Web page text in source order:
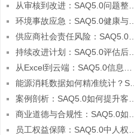
从审核到改进：SAQ5.0问题整改的闭环管理方法
环境事故应急：SAQ5.0健康与安全板块的预案设计
供应商社会责任风险：SAQ5.0的预警与应对机制
持续改进计划：SAQ5.0评估后的长期优化策略
从Excel到云端：SAQ5.0信息整合的技术升级路径
能源消耗数据如何精准统计？SAQ5.0环境板块填报指南
案例剖析：SAQ5.0如何提升客户对供应链的信任度？
商业道德与合规性：SAQ5.0如何助力企业诚信建设？
员工权益保障：SAQ5.0中人权政策的关键要点